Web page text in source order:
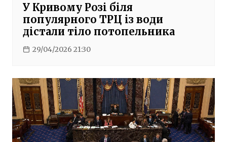
У Кривому Розі біля
популярного ТРЦ із води
дістали тіло потопельника
29/04/2026 21:30